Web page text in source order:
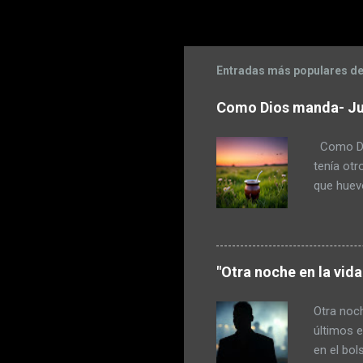
Entradas más populares
Como Dios manda-
Como
tenía
que
maza.
pensó
había
hecho
regaló
"Otra noche en la
Otra
últimos
en el